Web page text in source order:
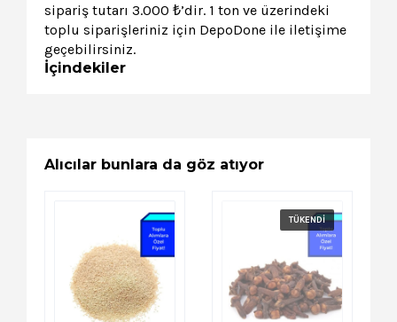
sipariş tutarı 3.000 ₺’dir. 1 ton ve üzerindeki
toplu siparişleriniz için DepoDone ile iletişime
geçebilirsiniz.
İçindekiler
Alıcılar bunlara da göz atıyor